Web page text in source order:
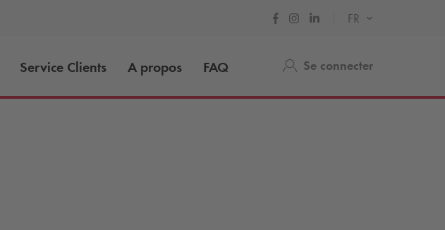
FR
Service Clients A propos FAQ Se connecter